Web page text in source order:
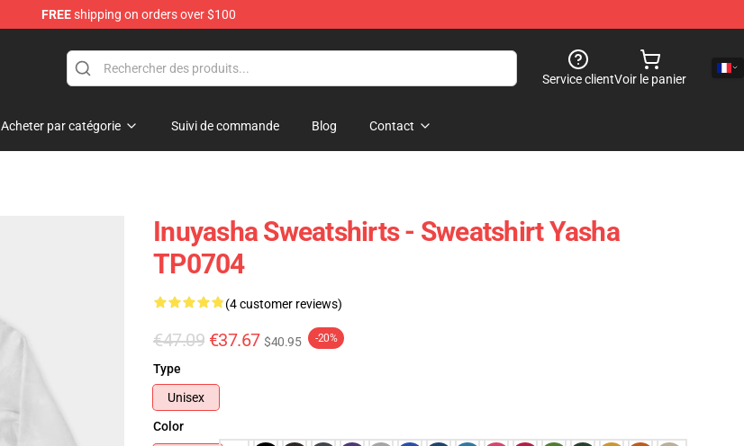
FREEshipping on orders over $100
Service clientVoir le panier
Acheter par catégorie Suivi de commande Blog Contact
Inuyasha Sweatshirts - Sweatshirt Yasha
TP0704
(4 customer reviews)
€47.09 €37.67 $40.95 -20%
Type
Unisex
Color